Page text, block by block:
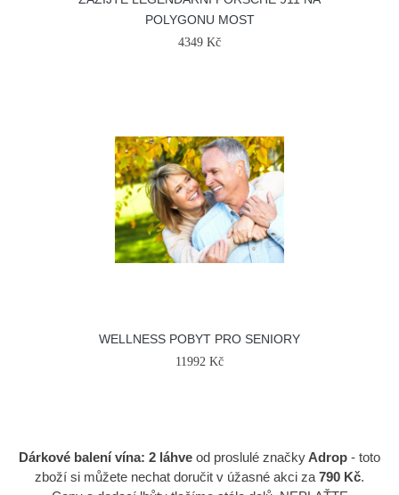
POLYGONU MOST
4349 Kč
WELLNESS POBYT PRO SENIORY
11992 Kč
Dárkové balení vína: 2 láhve od proslulé značky Adrop - toto
zboží si můžete nechat doručit v úžasné akci za 790 Kč.